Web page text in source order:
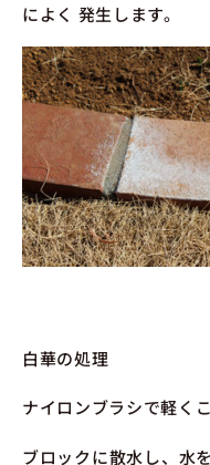
によく 発生します。
白華の処理
ナイロンブラシで軽く
ブロックに散水し、水